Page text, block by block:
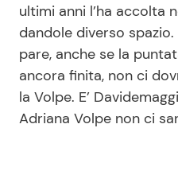
News benessere
Salute
Viaggi e Turismo
ultimi anni l’ha accolta
dandole diverso
pare, anche se la
ancora finita, non ci
la Volpe. E’
Adriana Volpe non ci